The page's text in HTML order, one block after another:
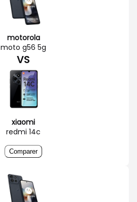
motorola
moto g56 5g
VS
xiaomi
redmi 14c
Comparer